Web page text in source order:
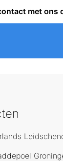
met ons